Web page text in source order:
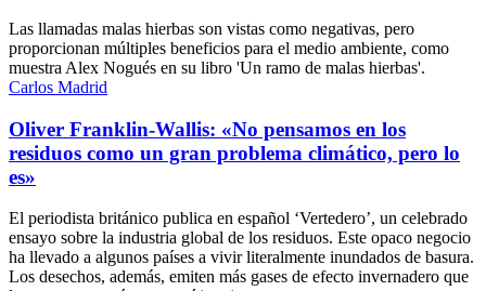
Las llamadas malas hierbas son vistas como negativas, pero
proporcionan múltiples beneficios para el medio ambiente, como
muestra Alex Nogués en su libro 'Un ramo de malas hierbas'.
Carlos Madrid
Oliver Franklin-Wallis: «No pensamos en los
residuos como un gran problema climático, pero lo
es»
El periodista británico publica en español ‘Vertedero’, un celebrado
ensayo sobre la industria global de los residuos. Este opaco negocio
ha llevado a algunos países a vivir literalmente inundados de basura.
Los desechos, además, emiten más gases de efecto invernadero que